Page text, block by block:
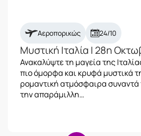
Αεροπορικώς 24/10
Μυστική Ιταλία | 28η
Ανακαλύψτε τη μαγεία της
πιο όμορφα και κρυφά μυστικά
ρομαντική ατμόσφαιρα συναντά
την απαράμιλλη…